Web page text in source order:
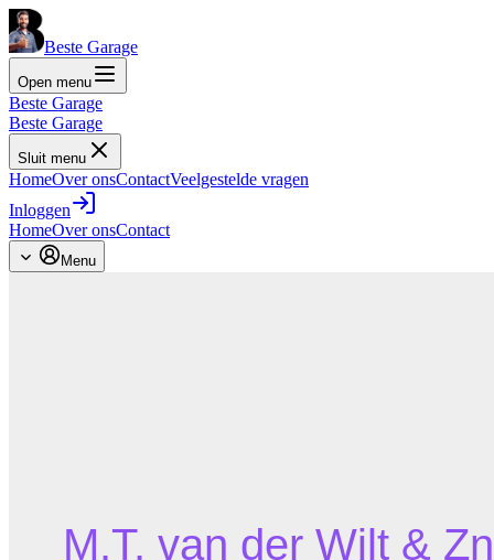
Beste Garage
Open menu
Beste Garage
Beste Garage
Sluit menu
HomeOver onsContactVeelgestelde vragen
Inloggen
HomeOver onsContact
Menu